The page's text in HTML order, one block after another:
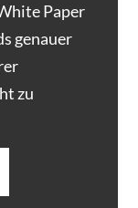
Paper
genauer
zu